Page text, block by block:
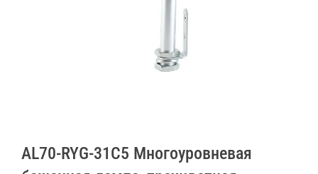
AL70-RYG-31C5 Многоуровневая